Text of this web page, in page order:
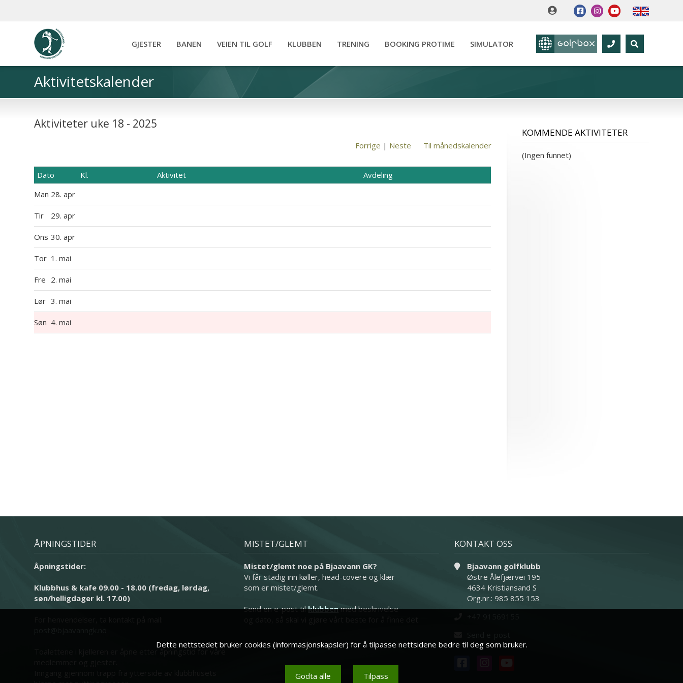
Aktivitetskalender
GJESTER BANEN VEIEN TIL GOLF KLUBBEN TRENING BOOKING PROTIME SIMULATOR
Aktiviteter uke 18 - 2025
Forrige | Neste Til månedskalender
Dato Kl. Aktivitet
Avdeling
Man 28. apr
Tir 29. apr
Ons 30. apr
Tor 1. mai
Fre 2. mai
Lør 3. mai
Søn 4. mai
KOMMENDE AKTIVITETER
(Ingen funnet)
ÅPNINGSTIDER
Åpningstider:
Klubbhus & kafe 09.00 - 18.00 (fredag, lørdag,
søn/helligdager kl. 17.00)
MISTET/GLEMT
Mistet/glemt noe på Bjaavann GK?
Vi får stadig inn køller, head-covere og klær
som er mistet/glemt.
Send en e-post tilklubbenmed beskrivelse
KONTAKT OSS
Bjaavann golfklubb
Østre Ålefjærvei 195
4634 Kristiansand S
Org.nr.: 985 855 153
Dette nettstedet bruker cookies (informasjonskapsler) for å tilpasse nettsidene bedre til deg som bruker.
Godta alle Tilpass